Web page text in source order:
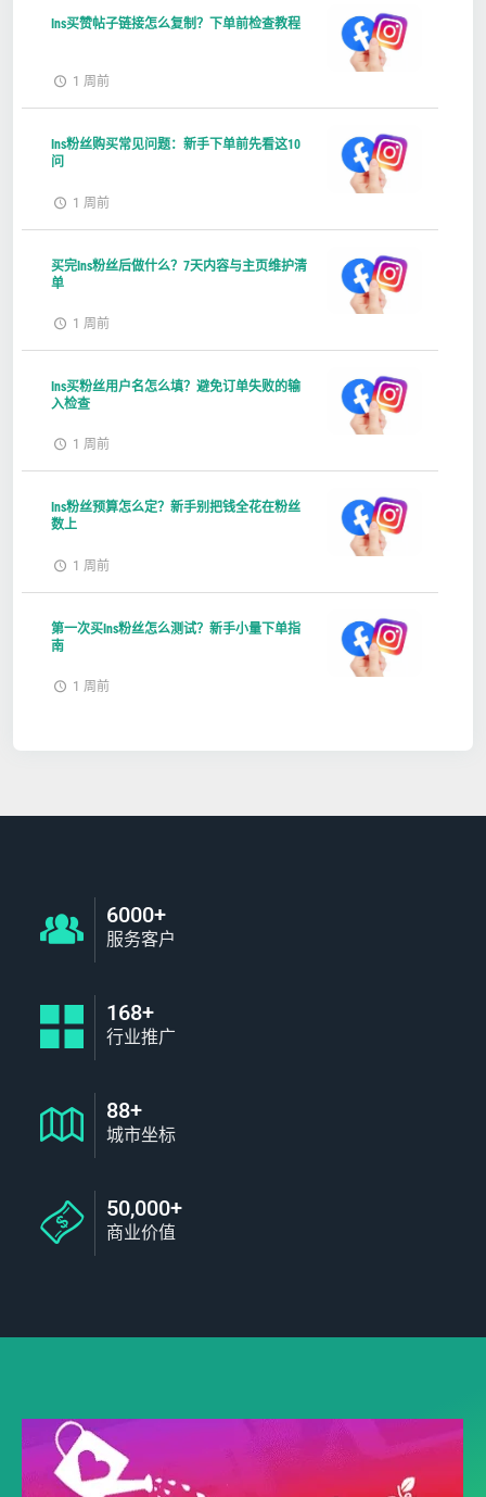
Ins买赞帖子链接怎么复制？下单前检查教程
1 周前
Ins粉丝购买常见问题：新手下单前先看这10
问
1 周前
买完Ins粉丝后做什么？7天内容与主页维护清
单
1 周前
Ins买粉丝用户名怎么填？避免订单失败的输
入检查
1 周前
Ins粉丝预算怎么定？新手别把钱全花在粉丝
数上
1 周前
第一次买Ins粉丝怎么测试？新手小量下单指
南
1 周前
6000+
服务客户
168+
行业推广
88+
城市坐标
50,000+
商业价值